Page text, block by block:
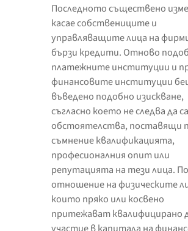
Последното съществено
касае собствениците и
управляващите лица на
бързи кредити. Отново
платежните институции и
финансовите институции
въведено подобно изискване,
съгласно което не следва да
обстоятелства, поставящи
съмнение квалификацията,
професионалния опит или
репутацията на тези лица. По
отношение на физическите
които пряко или косвено
притежават квалифицирано
участие в капитала на